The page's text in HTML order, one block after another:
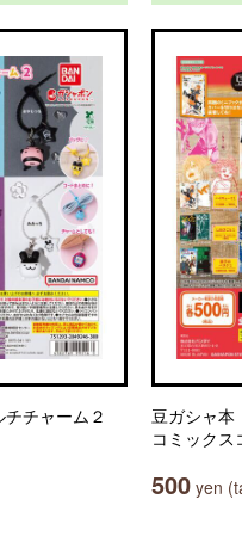
チャーム２
豆ガシャ本
コミック
500 yen